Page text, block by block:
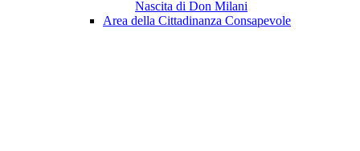
Nascita di Don Milani
Area della Cittadinanza Consapevole